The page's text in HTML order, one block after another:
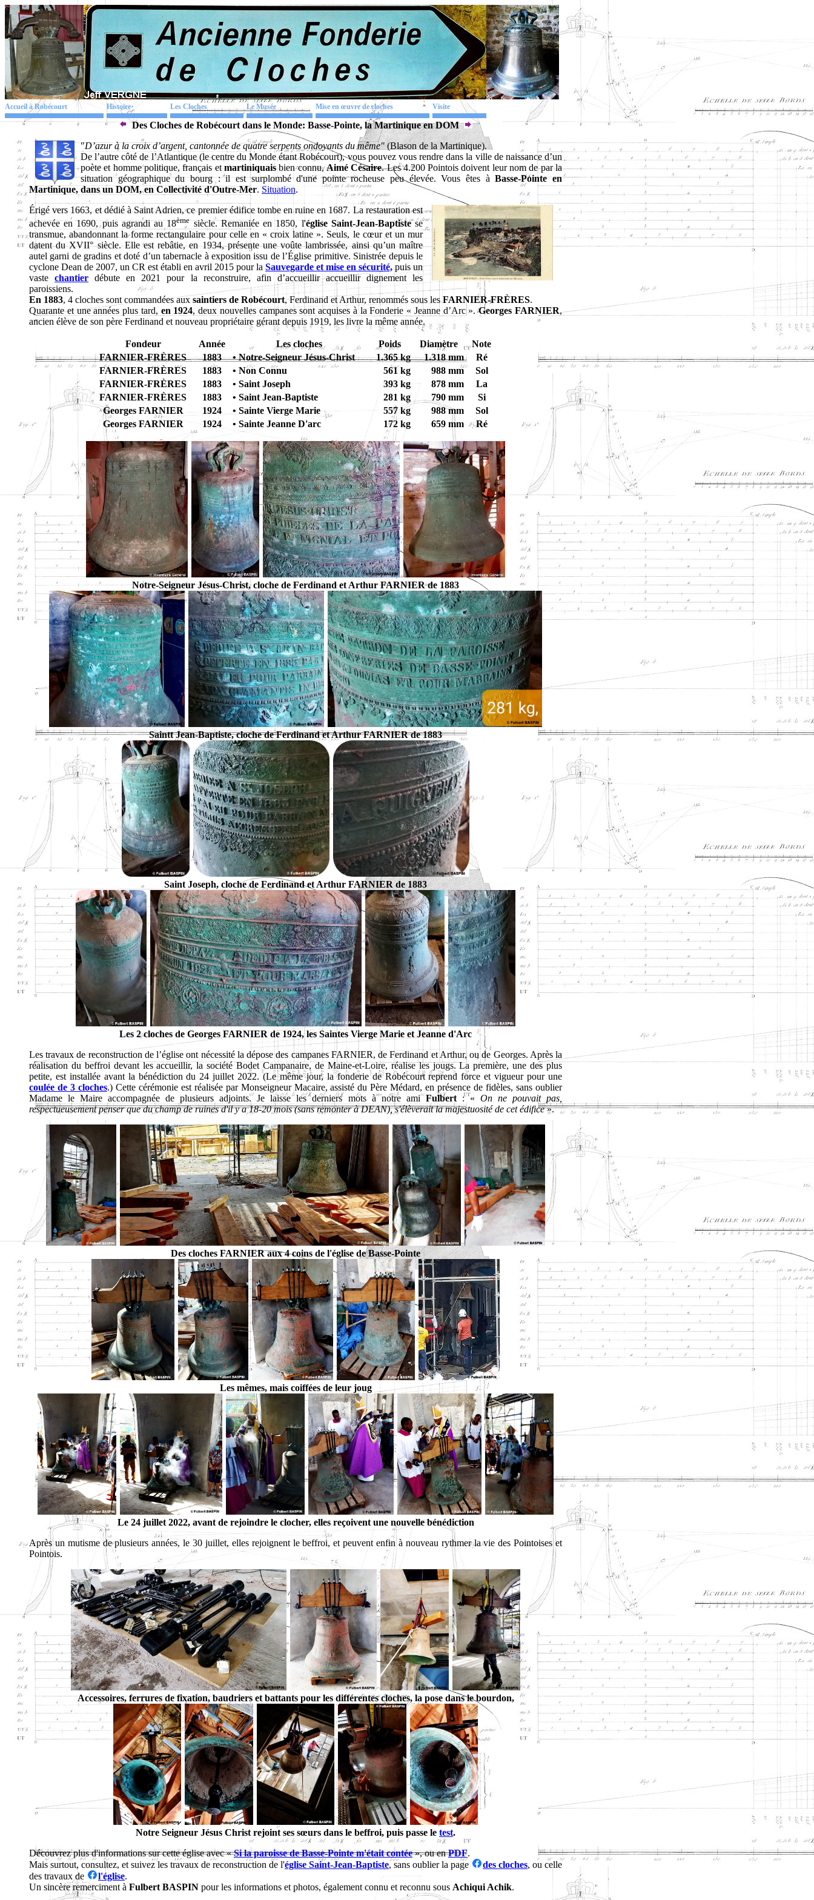
Accueil à Robécourt Histoire Les Cloches Le Musée Mise en œuvre de cloches Visite
Des Cloches de Robécourt dans le Monde: Basse-Pointe, la Martinique en DOM
"D’azur à la croix d’argent, cantonnée de quatre serpents ondoyants du même" (Blason de la Martinique).
De l’autre côté de l’Atlantique (le centre du Monde étant Robécourt), vous pouvez vous rendre dans la ville de naissance d’un
poète et homme politique, français etmartiniquaisbien connu,Aimé Césaire. Les 4.200 Pointois doivent leur nom de par la
situation géographique du bourg : il est surplombé d'une pointe rocheuse peu élevée. Vous êtes àBasse-Pointe en
Martinique, dans un DOM, en Collectivité d'Outre-Mer. Situation.
Érigé vers 1663, et dédié à Saint Adrien, ce premier édifice tombe en ruine en 1687. La restauration est
achevée en 1690, puis agrandi au 18èmesiècle. Remaniée en 1850, l'église Saint-Jean-Baptistese
transmue, abandonnant la forme rectangulaire pour celle en « croix latine ». Seuls, le cœur et un mur
datent du XVII° siècle. Elle est rebâtie, en 1934, présente une voûte lambrissée, ainsi qu’un maître
autel garni de gradins et doté d’un tabernacle à exposition issu de l’Église primitive. Sinistrée depuis le
cyclone Dean de 2007, un CR est établi en avril 2015 pour la Sauvegarde et mise en sécurité, puis un
vastechantier débute en 2021 pour la reconstruire, afin d’accueillir accueillir dignement les
paroissiens.
En 1883, 4 cloches sont commandées aux saintiers de Robécourt, Ferdinand et Arthur, renommés sous les FARNIER-FRÈRES.
Quarante et une années plus tard, en 1924, deux nouvelles campanes sont acquises à la Fonderie « Jeanne d’Arc ».Georges FARNIER,
ancien élève de son père Ferdinand et nouveau propriétaire gérant depuis 1919, les livre la même année.
Fondeur Année Les cloches Poids Diamètre
Note
FARNIER-FRÈRES
1883 • Notre-Seigneur Jésus-Christ 1.365 kg 1.318 mm
Ré
FARNIER-FRÈRES
1883 • Non Connu 561 kg 988 mm
Sol
FARNIER-FRÈRES
1883 • Saint Joseph 393 kg 878 mm
La
FARNIER-FRÈRES
1883 • Saint Jean-Baptiste 281 kg 790 mm
Si
Georges FARNIER
1924 • Sainte Vierge Marie 557 kg 988 mm
Sol
Georges FARNIER
1924 • Sainte Jeanne D'arc 172 kg 659 mm Ré
Notre-Seigneur Jésus-Christ, cloche de Ferdinand et Arthur FARNIER de 1883
Saintt Jean-Baptiste, cloche de Ferdinand et Arthur FARNIER de 1883
Saint Joseph, cloche de Ferdinand et Arthur FARNIER de 1883
Les 2 cloches de Georges FARNIER de 1924, les Saintes Vierge Marie et Jeanne d'Arc
Les travaux de reconstruction de l’église ont nécessité la dépose des campanes FARNIER, de Ferdinand et Arthur, ou de Georges. Après la
réalisation du beffroi devant les accueillir, la société Bodet Campanaire, de Maine-et-Loire, réalise les jougs. La première, une des plus
petite, est installée avant la bénédiction du 24 juillet 2022. (Le même jour, la fonderie de Robécourt reprend force et vigueur pour une
coulée de 3 cloches.) Cette cérémonie est réalisée par Monseigneur Macaire, assisté du Père Médard, en présence de fidèles, sans oublier
Madame le Maire accompagnée de plusieurs adjoints. Je laisse les derniers mots à notre amiFulbert : « On ne pouvait pas,
respectueusement penser que du champ de ruines d'il y a 18-20 mois (sans remonter à DEAN), s'élèverait la majestuosité de cet édifice».
Des cloches FARNIER aux 4 coins de l'église de Basse-Pointe
Les mêmes, mais coiffées de leur joug
Le 24 juillet 2022, avant de rejoindre le clocher, elles reçoivent une nouvelle bénédiction
Après un mutisme de plusieurs années, le 30 juillet, elles rejoignent le beffroi, et peuvent enfin à nouveau rythmer la vie des Pointoises et
Pointois.
Accessoires, ferrures de fixation, baudriers et battants pour les différentes cloches, la pose dans le bourdon,
Notre Seigneur Jésus Christ rejoint ses sœurs dans le beffroi, puis passe le test.
Découvrez plus d'informations sur cette église avec «Si la paroisse de Basse-Pointe m'était contée», ou enPDF.
Mais surtout, consultez, et suivez les travaux de reconstruction de l'église Saint-Jean-Baptiste, sans oublier la page des cloches, ou celle
des travaux de
l'église.
Un sincère remerciment à Fulbert BASPIN pour les informations et photos, également connu et reconnu sous Achiqui Achik.